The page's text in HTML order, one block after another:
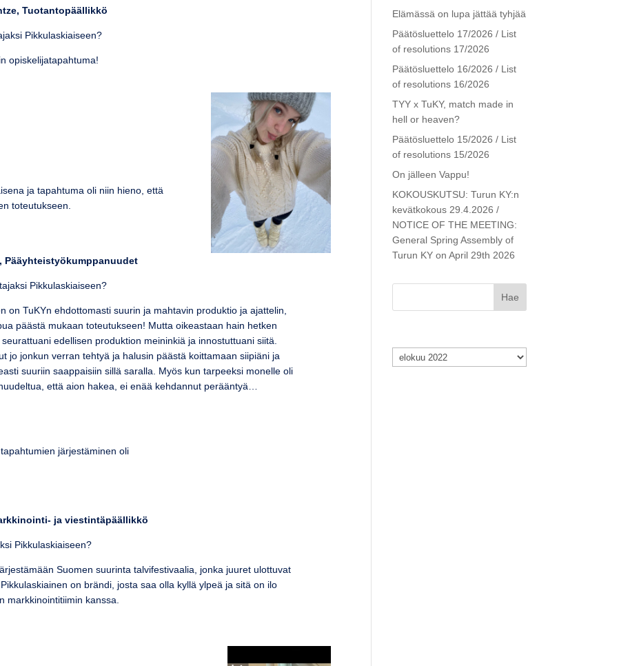
Tuotantopäällikkö
Pikkulaskiaiseen?
opiskelijatapahtuma!
ja tapahtuma oli niin hieno, että
toteutukseen.
Pääyhteistyökumppanuudet
Pikkulaskiaiseen?
on TuKYn ehdottomasti suurin ja mahtavin produktio ja ajattelin,
päästä mukaan toteutukseen! Mutta oikeastaan hain hetken
edellisen produktion meininkiä ja innostuttuani siitä.
jo jonkun verran tehtyä ja halusin päästä koittamaan siipiäni ja
suuriin saappaisiin sillä saralla. Myös kun tarpeeksi monelle oli
että aion hakea, ei enää kehdannut perääntyä…
järjestäminen oli
ja viestintäpäällikkö
Pikkulaskiaiseen?
Suomen suurinta talvifestivaalia, jonka juuret ulottuvat
on brändi, josta saa olla kyllä ylpeä ja sitä on ilo
markkinointitiimin kanssa.
Elämässä on lupa jättää tyhjää
Päätösluettelo 17/2026 / List
of resolutions 17/2026
Päätösluettelo 16/2026 / List
of resolutions 16/2026
TYY x TuKY, match made in
hell or heaven?
Päätösluettelo 15/2026 / List
of resolutions 15/2026
On jälleen Vappu!
KOKOUSKUTSU: Turun KY:n
kevätkokous 29.4.2026 /
NOTICE OF THE MEETING:
General Spring Assembly of
Turun KY on April 29th 2026
Arkistot